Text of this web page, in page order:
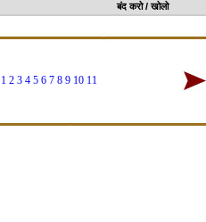
करो / खोलो
1 2 3 4 5 6 7 8 9 10 11